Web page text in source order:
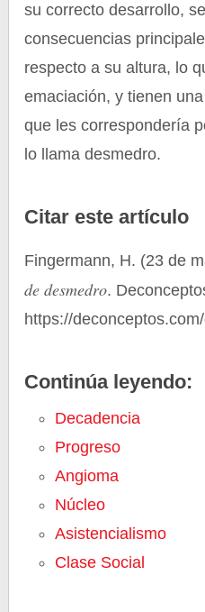
su correcto desarrollo,
consecuencias
respecto a su altura, lo
emaciación, y tienen
que les correspondería
lo llama desmedro.
Citar este artículo
Fingermann, H. (23 de
de desmedro.
https://
Continúa leyendo:
Decadencia
Progreso
Angioma
Núcleo
Asistencialismo
Clase Social